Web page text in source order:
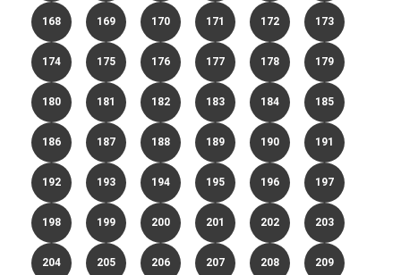
168 169 170 171 172 173
174 175 176 177 178 179
180 181 182 183 184 185
186 187 188 189 190 191
192 193 194 195 196 197
198 199 200 201 202 203
204 205 206 207 208 209